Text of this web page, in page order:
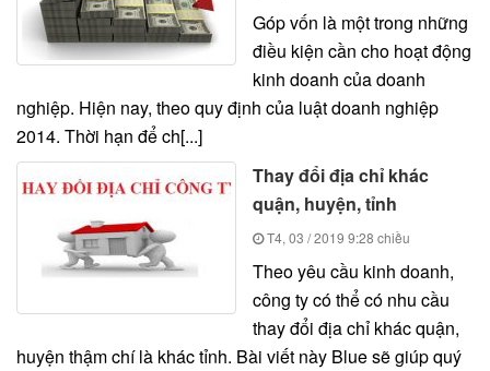
Góp vốn là một trong những
điều kiện cần cho hoạt động
kinh doanh của doanh
nghiệp. Hiện nay, theo quy định của luật doanh nghiệp
2014. Thời hạn để ch[...]
Thay đổi địa chỉ khác
quận, huyện, tỉnh
T4, 03 / 2019 9:28 chiều
Theo yêu cầu kinh doanh,
công ty có thể có nhu cầu
thay đổi địa chỉ khác quận,
huyện thậm chí là khác tỉnh. Bài viết này Blue sẽ giúp quý